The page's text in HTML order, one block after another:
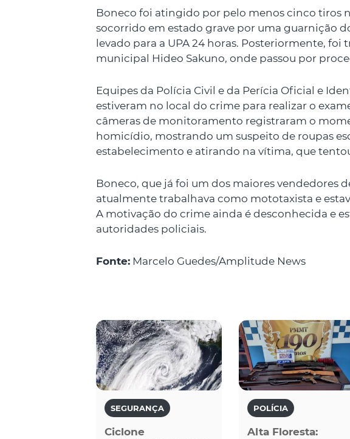
Boneco foi atingido por pelo menos cinco tiros
socorrido em estado grave por uma guarnição
levado para a UPA 24 horas. Posteriormente, foi
municipal Hideo Sakuno, onde passou por
Equipes da Polícia Civil e da Perícia Oficial e
estiveram no local do crime para realizar o
câmeras de monitoramento registraram o
homicídio, mostrando um suspeito de roupas
estabelecimento e atirando na vítima, que
Boneco, que já foi um dos maiores vendedores
atualmente trabalhava como mototaxista e
A motivação do crime ainda é desconhecida e
autoridades policiais.
Fonte: Marcelo Guedes/Amplitude News
SEGURANÇA
Ciclone
POLÍCIA
Alta Floresta: